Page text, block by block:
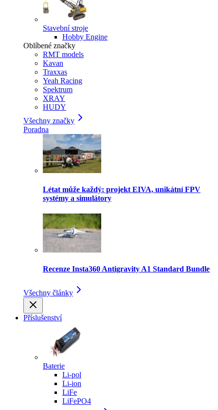
Stavební stroje
Hobby Engine
Oblíbené značky
RMT models
Kavan
Traxxas
Yeah Racing
Spektrum
XRAY
HUDY
Všechny značky
Poradna
Létat může každý: projekt EIVA, unikátní FPV
systémy a simulátory
Recenze Insta360 Antigravity A1 Standard Bundle
Všechny články
Příslušenství
Baterie
Li-pol
Li-ion
LiFe
LiFePO4